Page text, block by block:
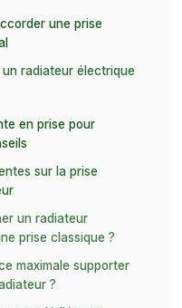
une prise
radiateur électrique
en prise pour
sur la prise
un radiateur
prise classique ?
maximale supporter
?